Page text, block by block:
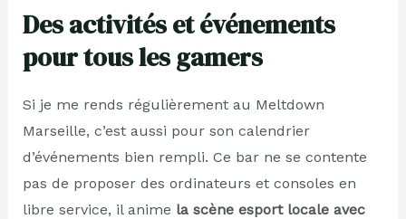
Des activités et événements
pour tous les gamers
Si je me rends régulièrement au Meltdown
Marseille, c’est aussi pour son calendrier
d’événements bien rempli. Ce bar ne se contente
pas de proposer des ordinateurs et consoles en
libre service, il anime la scène esport locale avec